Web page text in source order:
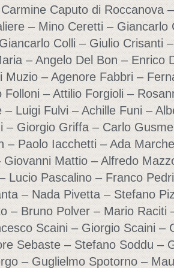
Caputo di Roccanova
– Mino Ceretti –
Colli – Giulio Crisanti
– Angelo Del Bon – Enrico
Muzio – Agenore Fabbri –
Folloni – Attilio Forgioli –
– Luigi Fulvi – Achille Funi –
– Giorgio Griffa – Carlo
– Paolo Iacchetti – Ada
Giovanni Mattio – Alfredo
Lucio Pascalino – Franco
– Nada Pivetta – Stefano
– Bruno Polver – Mario Raciti
Scaini – Giorgio Scaini –
Sebaste – Stefano Soddu –
– Guglielmo Spotorno –